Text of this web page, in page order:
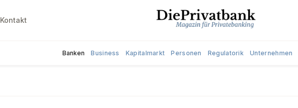
Kontakt
Banken Business Kapitalmarkt Personen Regulatorik Unternehmen